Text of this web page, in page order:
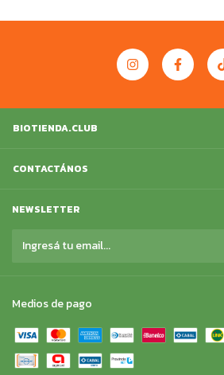
BIOTIENDA.CLUB
CONTACTÁNOS
NEWSLETTER
Medios de pago